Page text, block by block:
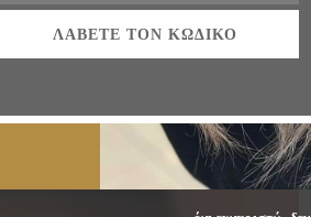
ΛΆΒΕΤΕ ΤΟΝ ΚΩΔΙΚΌ